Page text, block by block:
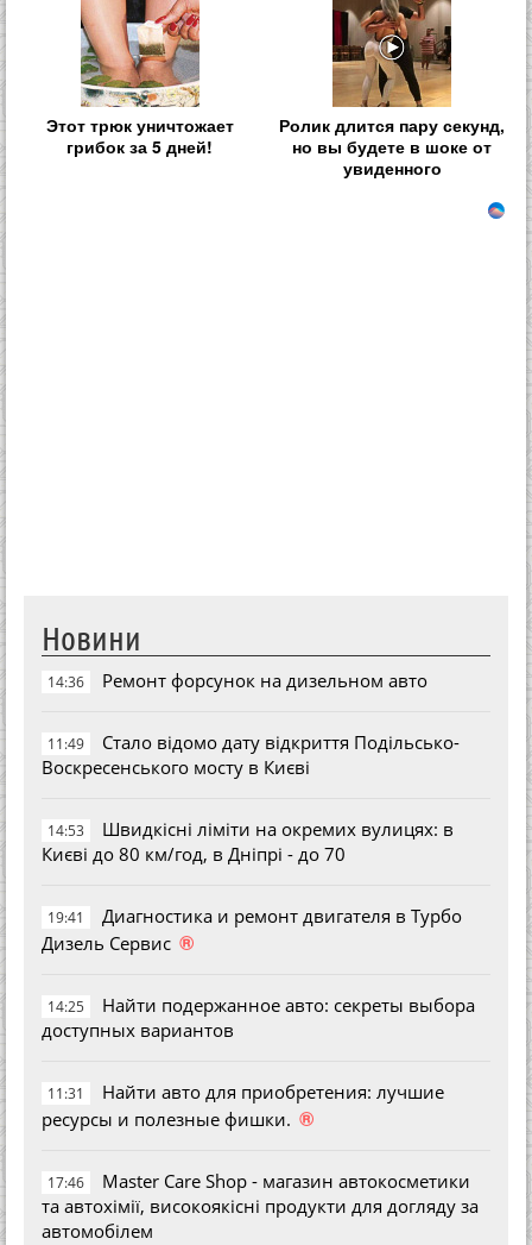
Этот трюк уничтожает
грибок за 5 дней!
Ролик длится пару секунд,
но вы будете в шоке от
увиденного
Новини
14:36 Ремонт форсунок на дизельном авто
11:49
Стало відомо дату відкриття Подільсько-
Воскресенського мосту в Києві
14:53
Швидкісні ліміти на окремих вулицях: в
Києві до 80 км/год, в Дніпрі - до 70
19:41
Диагностика и ремонт двигателя в Турбо
Дизель Сервис ®
14:25
Найти подержанное авто: секреты выбора
доступных вариантов
11:31
Найти авто для приобретения: лучшие
ресурсы и полезные фишки. ®
17:46
Master Care Shop - магазин автокосметики
та автохімії, високоякісні продукти для догляду за
автомобілем